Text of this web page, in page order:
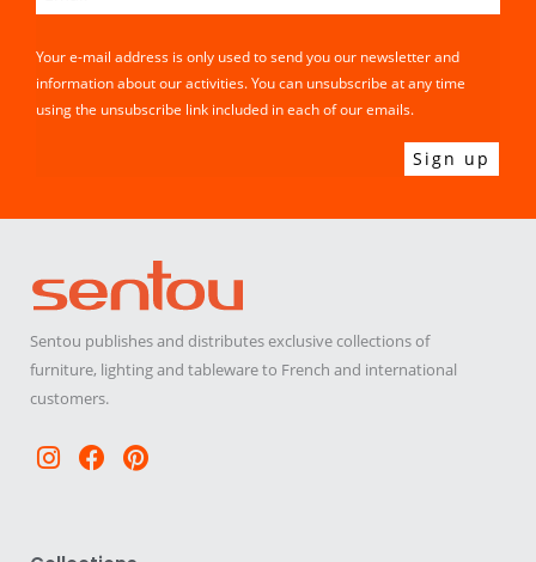
Your e-mail address is only used to send you our newsletter and
information about our activities. You can unsubscribe at any time
using the unsubscribe link included in each of our emails.
Sentou publishes and distributes exclusive collections of
furniture, lighting and tableware to French and international
customers.
Instagram
Facebook
Pinterest